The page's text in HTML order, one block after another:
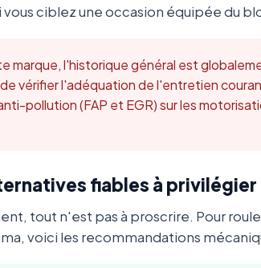
ciblez une occasion équipée du
marque, l'historique général est
vérifier l'adéquation de l'entretien
pollution (FAP et EGR) sur les
fiables à privilégier
tout n'est pas à proscrire. Pour
voici les recommandations